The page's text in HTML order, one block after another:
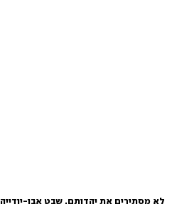
לא מסתירים את יהדותם. שבט אבו-יודייה